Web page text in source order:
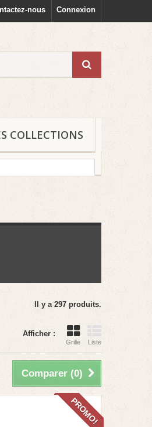
Connexion
nous
COLLECTIONS
Il y a 297 produits.
Afficher :
Grille Liste
Comparer (0)
PROMO!